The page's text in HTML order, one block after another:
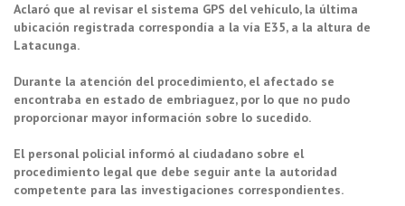
Aclaró que al revisar el sistema GPS del vehículo, la última
ubicación registrada correspondía a la vía E35, a la altura de
Latacunga.
Durante la atención del procedimiento, el afectado se
encontraba en estado de embriaguez, por lo que no pudo
proporcionar mayor información sobre lo sucedido.
El personal policial informó al ciudadano sobre el
procedimiento legal que debe seguir ante la autoridad
competente para las investigaciones correspondientes.